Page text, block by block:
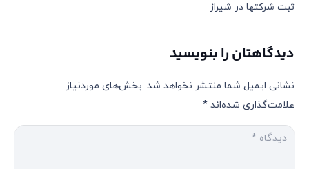
ثبت شرکتها در شیراز
دیدگاهتان را بنویسید
نشانی ایمیل شما منتشر نخواهد شد. بخش‌های موردنیاز
علامت‌گذاری شده‌اند *